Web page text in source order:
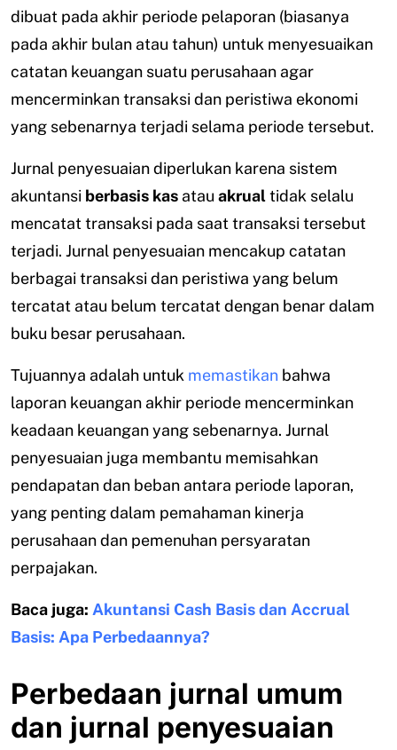
dibuat pada akhir periode pelaporan (biasanya
pada akhir bulan atau tahun) untuk menyesuaikan
catatan keuangan suatu perusahaan agar
mencerminkan transaksi dan peristiwa ekonomi
yang sebenarnya terjadi selama periode tersebut.
Jurnal penyesuaian diperlukan karena sistem
akuntansi berbasis kas atau akrualtidak selalu
mencatat transaksi pada saat transaksi tersebut
terjadi. Jurnal penyesuaian mencakup catatan
berbagai transaksi dan peristiwa yang belum
tercatat atau belum tercatat dengan benar dalam
buku besar perusahaan.
Tujuannya adalah untuk memastikan bahwa
laporan keuangan akhir periode mencerminkan
keadaan keuangan yang sebenarnya. Jurnal
penyesuaian juga membantu memisahkan
pendapatan dan beban antara periode laporan,
yang penting dalam pemahaman kinerja
perusahaan dan pemenuhan persyaratan
perpajakan.
Baca juga: Akuntansi Cash Basis dan Accrual
Basis: Apa Perbedaannya?
Perbedaan jurnal umum
dan jurnal penyesuaian